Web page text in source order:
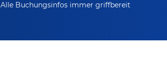
Alle Buchungsinfos immer griffbereit